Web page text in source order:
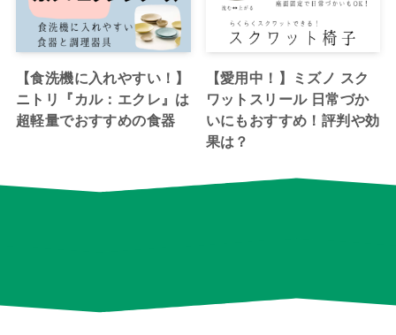
【食洗機に入れやすい！】
ニトリ『カル：エクレ』は
超軽量でおすすめの食器
【愛用中！】ミズノ スク
ワットスリール 日常づか
いにもおすすめ！評判や効
果は？